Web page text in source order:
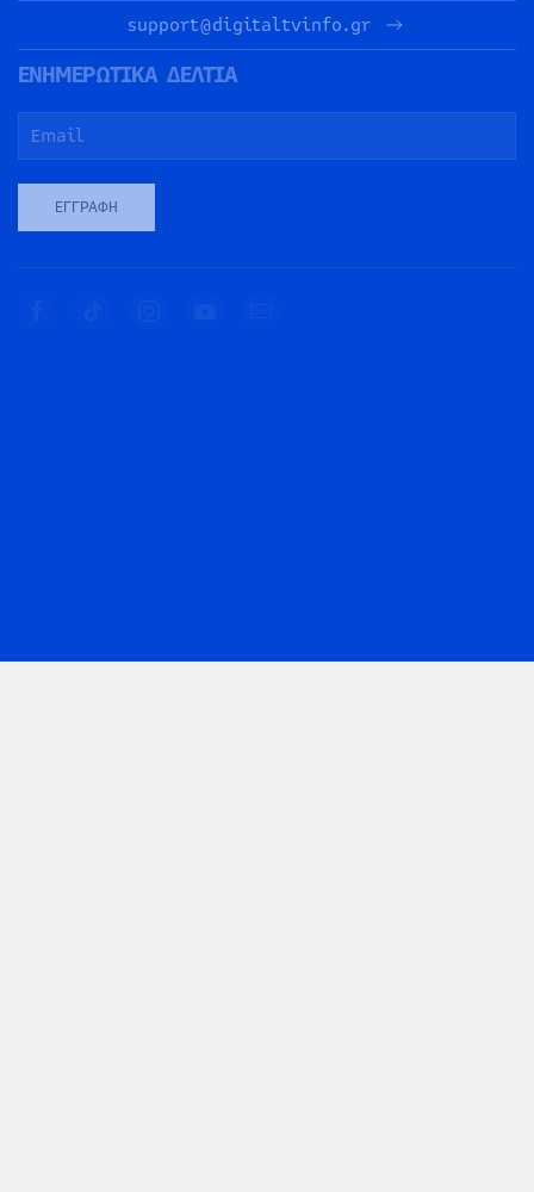
support@digitaltvinfo.gr
ΕΝΗΜΕΡΩΤΙΚΑ ΔΕΛΤΙΑ
ΕΓΓΡΑΦΉ